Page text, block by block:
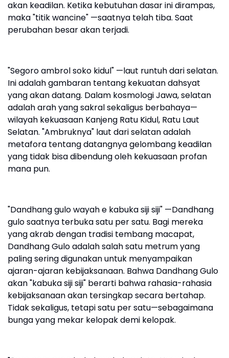
akan keadilan. Ketika kebutuhan dasar ini dirampas,
maka "titik wancine" —saatnya telah tiba. Saat
perubahan besar akan terjadi.
"Segoro ambrol soko kidul" —laut runtuh dari selatan.
Ini adalah gambaran tentang kekuatan dahsyat
yang akan datang. Dalam kosmologi Jawa, selatan
adalah arah yang sakral sekaligus berbahaya—
wilayah kekuasaan Kanjeng Ratu Kidul, Ratu Laut
Selatan. "Ambruknya" laut dari selatan adalah
metafora tentang datangnya gelombang keadilan
yang tidak bisa dibendung oleh kekuasaan profan
mana pun.
"Dandhang gulo wayah e kabuka siji siji" —Dandhang
gulo saatnya terbuka satu per satu. Bagi mereka
yang akrab dengan tradisi tembang macapat,
Dandhang Gulo adalah salah satu metrum yang
paling sering digunakan untuk menyampaikan
ajaran-ajaran kebijaksanaan. Bahwa Dandhang Gulo
akan "kabuka siji siji" berarti bahwa rahasia-rahasia
kebijaksanaan akan tersingkap secara bertahap.
Tidak sekaligus, tetapi satu per satu—sebagaimana
bunga yang mekar kelopak demi kelopak.